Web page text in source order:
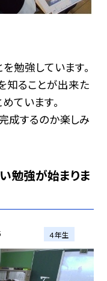
勉強しています。
知ることが出来た
ています。
成するのか楽しみ
強が始まりま
４年生